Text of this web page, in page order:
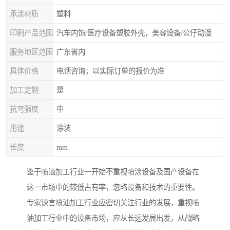
承涂材质 塑料
印刷产品范围 汽车内饰/医疗设备塑胶外壳，美容设备/公仔动漫
服务地区范围 广东省内
具体价格 电话咨询；以实际订单的报价为准
加工定制 是
抗弯强度 中
用途 涂装
长度 mm
鉴于喷油加工行业一开始不重视喷涂设备及国产设备在
这一市场中的较低占有率，忽略设备和技术的重要性。
专家谏言喷油加工行业应密切关注行业的发展，重视喷
油加工行业中的设备市场，应从长远发展出发，从战略